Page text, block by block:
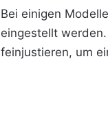
Bei einigen
eingestellt
feinjustieren, um